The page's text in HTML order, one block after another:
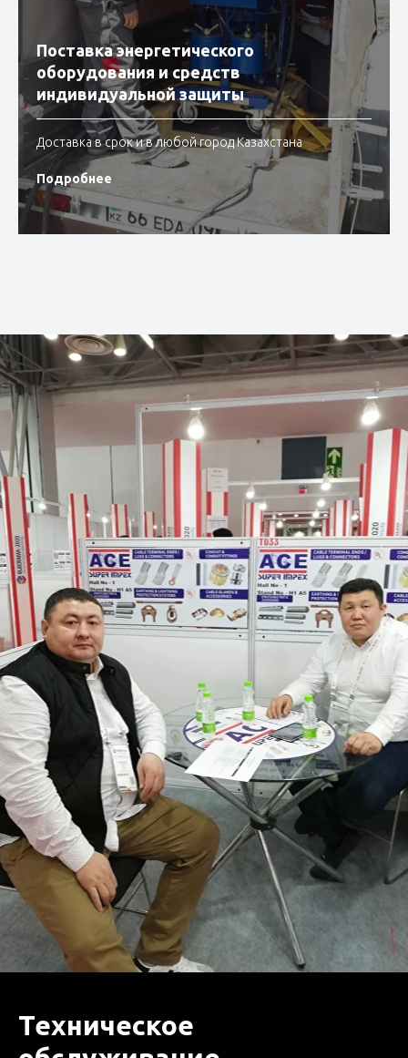
Поставка энергетического
оборудования и средств
индивидуальной защиты
Доставка в срок и в любой город Казахстана
Подробнее
Техническое